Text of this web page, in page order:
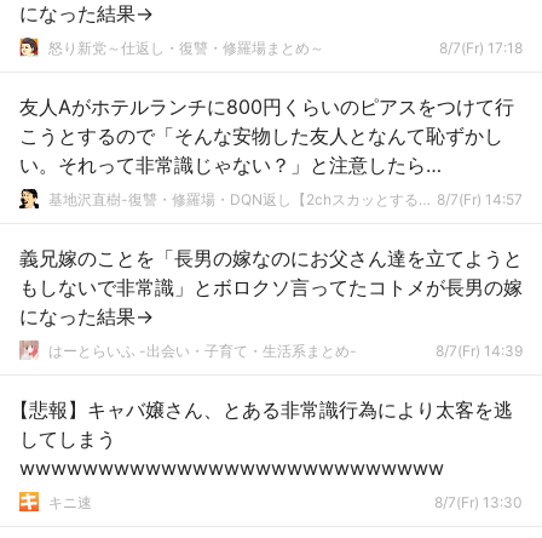
になった結果→
怒り新党～仕返し・復讐・修羅場まとめ～ 8/7(Fr) 17:18
友人Aがホテルランチに800円くらいのピアスをつけて行
こうとするので「そんな安物した友人となんて恥ずかし
い。それって非常識じゃない？」と注意したら…
基地沢直樹-復讐・修羅場・DQN返し【2chスカッとする話まとめ】 8/7(Fr) 14:57
義兄嫁のことを「長男の嫁なのにお父さん達を立てようと
もしないで非常識」とボロクソ言ってたコトメが長男の嫁
になった結果→
はーとらいふ -出会い・子育て・生活系まとめ- 8/7(Fr) 14:39
【悲報】キャバ嬢さん、とある非常識行為により太客を逃
してしまう
wwwwwwwwwwwwwwwwwwwwwwwwwww
キニ速 8/7(Fr) 13:30